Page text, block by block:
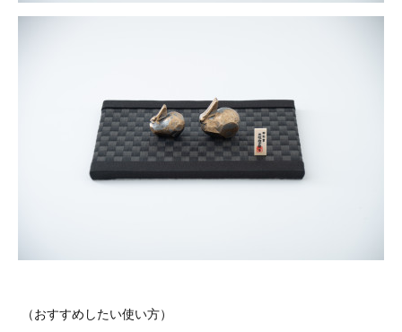
（おすすめしたい使い方）